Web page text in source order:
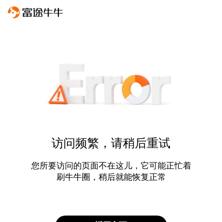
访问频繁，请稍后重试
您所要访问的页面不在这儿，它可能正忙着
刷牛牛圈，稍后就能恢复正常